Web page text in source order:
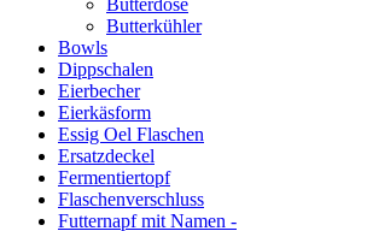
Butterdose
Butterkühler
Bowls
Dippschalen
Eierbecher
Eierkäsform
Essig Oel Flaschen
Ersatzdeckel
Fermentiertopf
Flaschenverschluss
Futternapf mit Namen -